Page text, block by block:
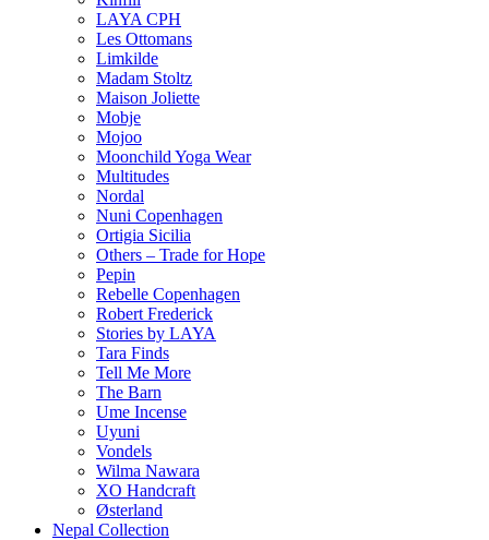
LAYA CPH
Les Ottomans
Limkilde
Madam Stoltz
Maison Joliette
Mobje
Mojoo
Moonchild Yoga Wear
Multitudes
Nordal
Nuni Copenhagen
Ortigia Sicilia
Others – Trade for Hope
Pepin
Rebelle Copenhagen
Robert Frederick
Stories by LAYA
Tara Finds
Tell Me More
The Barn
Ume Incense
Uyuni
Vondels
Wilma Nawara
XO Handcraft
Østerland
Nepal Collection